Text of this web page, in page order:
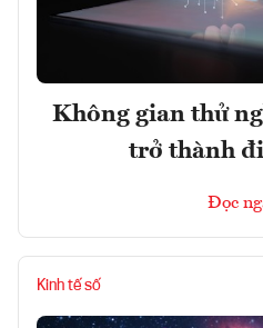
Không gian thử
trở thành
Đọc
Kinh tế số